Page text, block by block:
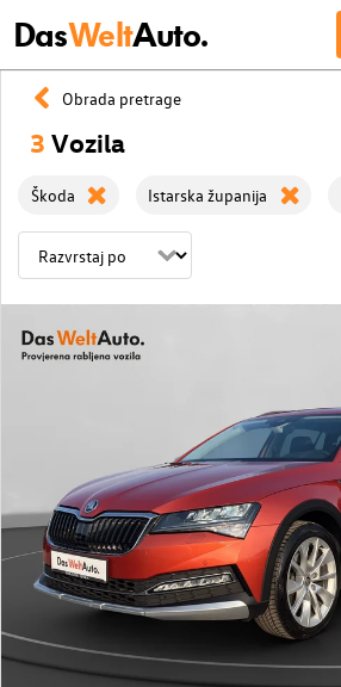
DasWeltAuto.
Obrada pretrage
3 Vozila
Škoda Istarska županija